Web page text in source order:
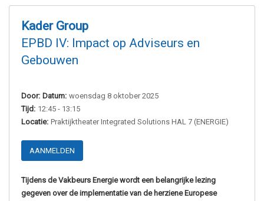
Kader Group
EPBD IV: Impact op Adviseurs en
Gebouwen
Door: Datum: woensdag 8 oktober 2025
Tijd: 12:45 - 13:15
Locatie: Praktijktheater Integrated Solutions HAL 7 (ENERGIE)
AANMELDEN
Tijdens de Vakbeurs Energie wordt een belangrijke lezing
gegeven over de implementatie van de herziene Europese